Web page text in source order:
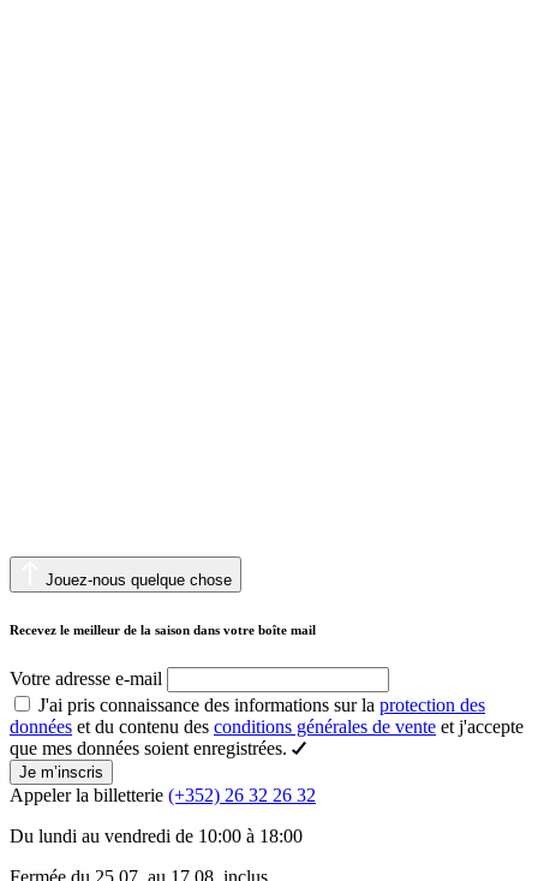
Jouez-nous quelque chose
Recevez le meilleur de la saison dans votre boîte mail
Votre adresse e-mail
J'ai pris connaissance des informations sur la protection des
données et du contenu des conditions générales de vente et j'accepte
que mes données soient enregistrées.
Je m’inscris
Appeler la billetterie (+352) 26 32 26 32
Du lundi au vendredi de 10:00 à 18:00
Fermée du 25.07. au 17.08. inclus